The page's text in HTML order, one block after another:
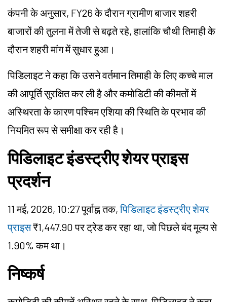
कंपनी के अनुसार, FY26 के दौरान ग्रामीण बाजार शहरी
बाजारों की तुलना में तेजी से बढ़ते रहे, हालांकि चौथी तिमाही के
दौरान शहरी मांग में सुधार हुआ।
पिडिलाइट ने कहा कि उसने वर्तमान तिमाही के लिए कच्चे माल
की आपूर्ति सुरक्षित कर ली है और कमोडिटी की कीमतों में
अस्थिरता के कारण पश्चिम एशिया की स्थिति के प्रभाव की
नियमित रूप से समीक्षा कर रही है।
पिडिलाइटइंडस्ट्रीए शेयर प्राइस
प्रदर्शन
11 मई, 2026, 10:27 पूर्वाह्न तक,पिडिलाइट इंडस्ट्रीए शेयर
प्राइस₹1,447.90 पर ट्रेड कर रहा था, जो पिछले बंद मूल्य से
1.90% कम था।
निष्कर्ष